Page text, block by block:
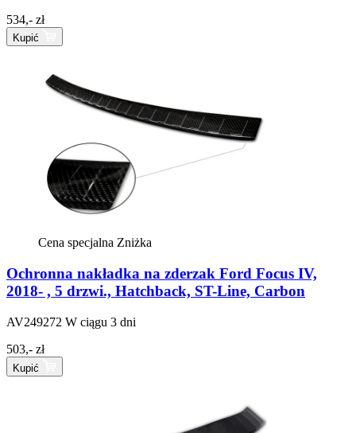
534,- zł
Kupić
Cena specjalna Zniżka
Ochronna nakładka na zderzak Ford Focus IV,
2018- , 5 drzwi., Hatchback, ST-Line, Carbon
AV249272 W ciągu 3 dni
503,- zł
Kupić